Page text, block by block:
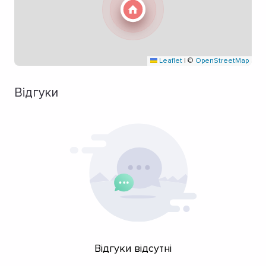
Leaflet | © OpenStreetMap
Відгуки
Відгуки відсутні